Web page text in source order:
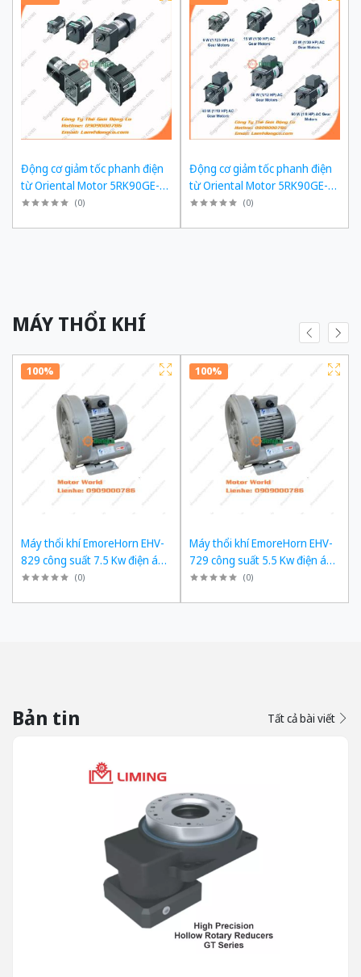
Động cơ giảm tốc phanh điện
từ Oriental Motor 5RK90GE-
SW2ML + 5GE180KF công suất
(0)
Động cơ giảm tốc phanh điện
từ Oriental Motor 5RK90GE-
SW2ML + 5GE150KF công suất
(0)
MÁY THỔI KHÍ
100%
Máy thổi khí EmoreHorn EHV-
829 công suất 7.5 Kw điện áp
3pha 380VAC, 50Hz
(0)
100%
Máy thổi khí EmoreHorn EHV-
729 công suất 5.5 Kw điện áp
3pha 380VAC, 50Hz
(0)
Bản tin Tất cả bài viết